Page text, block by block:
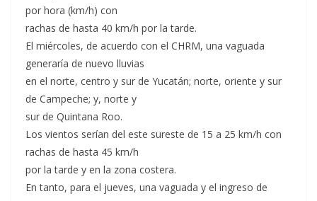
por hora (km/h) con
rachas de hasta 40 km/h por la tarde.
El miércoles, de acuerdo con el CHRM, una vaguada
generaría de nuevo lluvias
en el norte, centro y sur de Yucatán; norte, oriente y sur
de Campeche; y, norte y
sur de Quintana Roo.
Los vientos serían del este sureste de 15 a 25 km/h con
rachas de hasta 45 km/h
por la tarde y en la zona costera.
En tanto, para el jueves, una vaguada y el ingreso de